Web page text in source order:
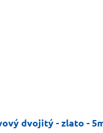
dvojitý - zlato -